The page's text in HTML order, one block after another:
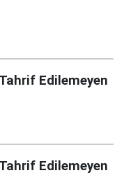
Edilemeyen
Edilemeyen